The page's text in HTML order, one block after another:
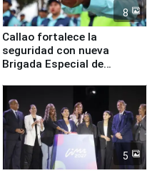
8
Callao fortalece la
seguridad con nueva
Brigada Especial de
equipamiento para
Serenazgo
5